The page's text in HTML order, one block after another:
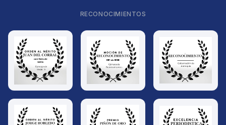
RECONOCIMIENTOS